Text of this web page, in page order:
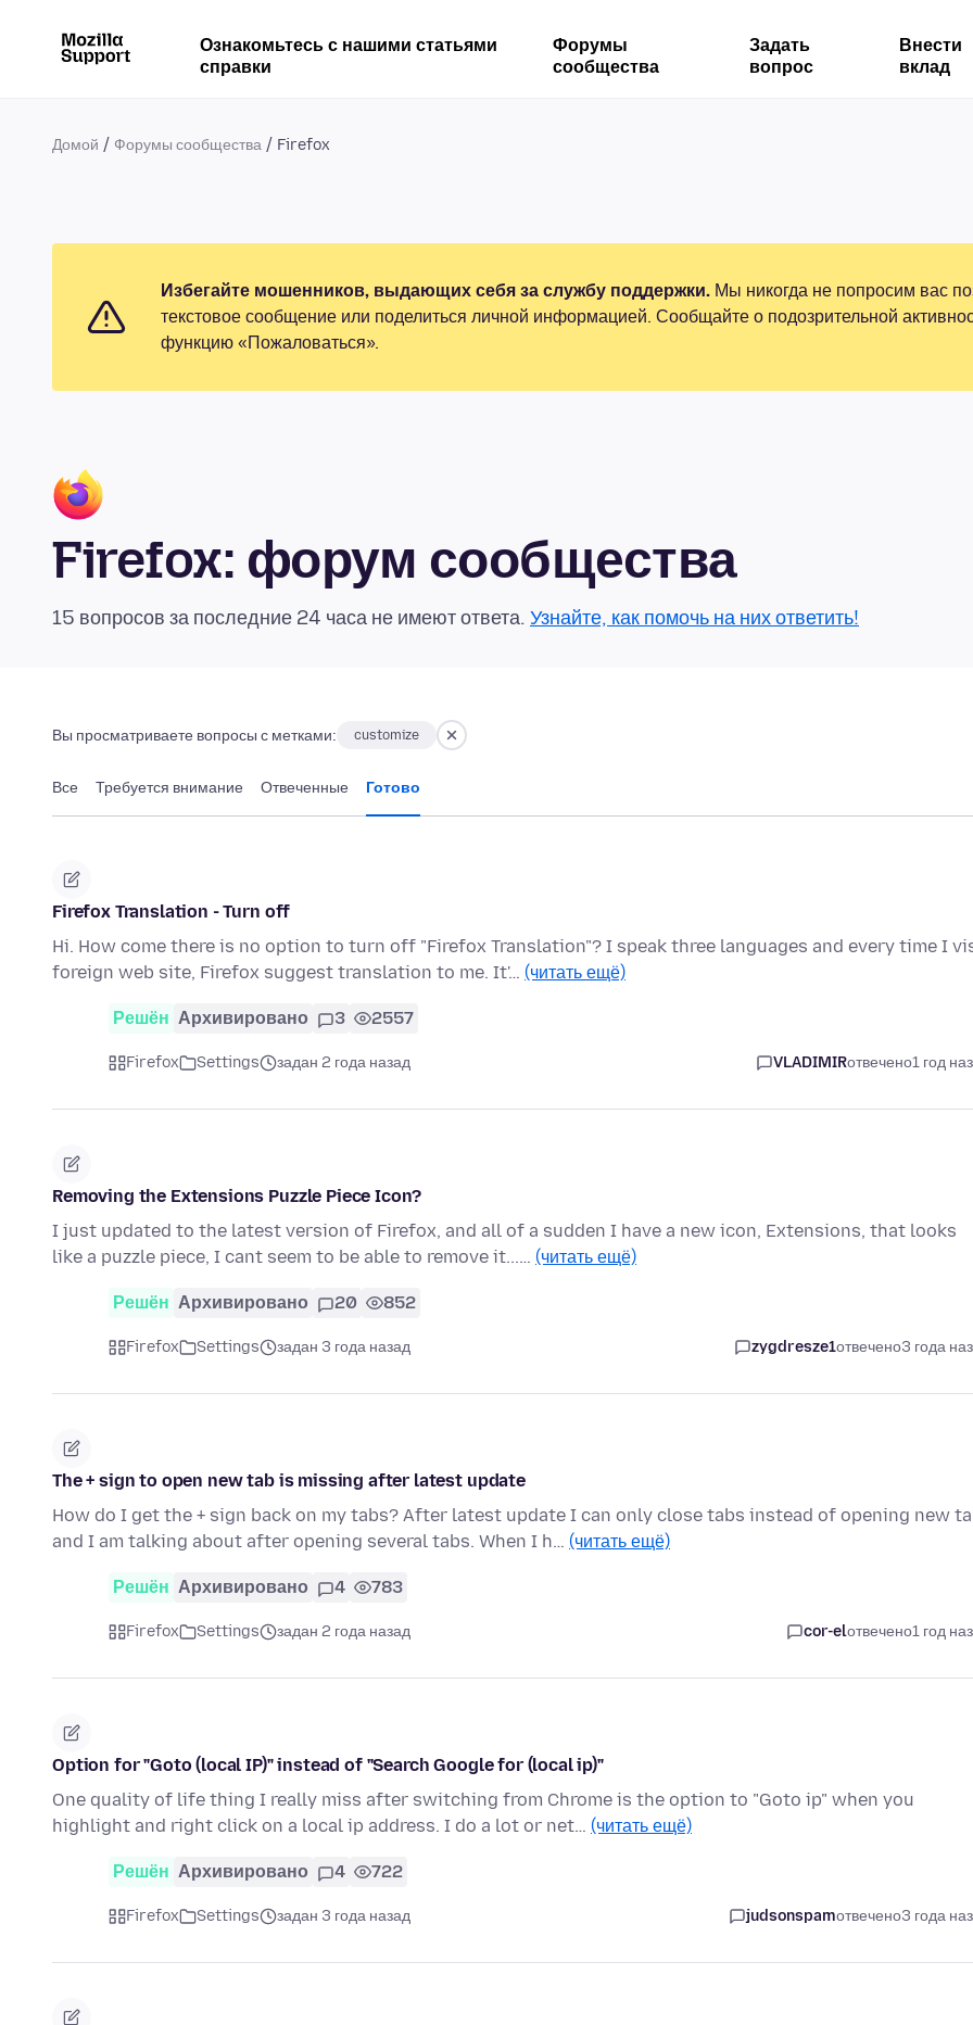
Ознакомьтесь с нашими статьями
справки
Форумы
сообщества
Задать
вопрос
Внести
вклад
Домой Форумы сообщества Firefox
Избегайте мошенников, выдающих себя за службу поддержки. Мы никогда не попросим вас
текстовое сообщение или поделиться личной информацией. Сообщайте о подозрительной
функцию «Пожаловаться».
Firefox: форум сообщества
15 вопросов за последние 24 часа не имеют ответа. Узнайте, как помочь на них ответить!
Вы просматриваете вопросы с метками: customize
Все Требуется внимание Отвеченные Готово
Firefox Translation - Turn off
Hi. How come there is no option to turn off "Firefox Translation"? I speak three languages and every time I
foreign web site, Firefox suggest translation to me. It'… (читать ещё)
Решён Архивировано 3 2557
Firefox Settings задан 2 года назад VLADIMIRотвечено1 год
Removing the Extensions Puzzle Piece Icon?
I just updated to the latest version of Firefox, and all of a sudden I have a new icon, Extensions, that looks
like a puzzle piece, I cant seem to be able to remove it...… (читать ещё)
Решён Архивировано 20 852
Firefox Settings задан 3 года назад zygdresze1отвечено3 года
The + sign to open new tab is missing after latest update
How do I get the + sign back on my tabs? After latest update I can only close tabs instead of opening new
and I am talking about after opening several tabs. When I h… (читать ещё)
Решён Архивировано 4 783
Firefox Settings задан 2 года назад cor-elотвечено1 год
Option for "Goto (local IP)" instead of "Search Google for (local ip)"
One quality of life thing I really miss after switching from Chrome is the option to "Goto ip" when you
highlight and right click on a local ip address. I do a lot or net… (читать ещё)
Решён Архивировано 4 722
Firefox Settings задан 3 года назад judsonspamотвечено3 года